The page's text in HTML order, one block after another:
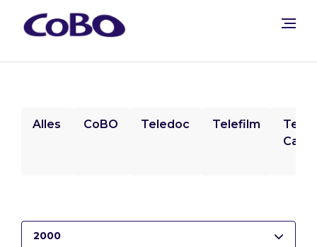
Alles CoBO Teledoc Telefilm
2000